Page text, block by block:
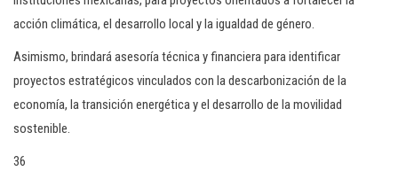
acción climática, el desarrollo local y la igualdad de género.
Asimismo, brindará asesoría técnica y financiera para identificar
proyectos estratégicos vinculados con la descarbonización de la
economía, la transición energética y el desarrollo de la movilidad
sostenible.
36